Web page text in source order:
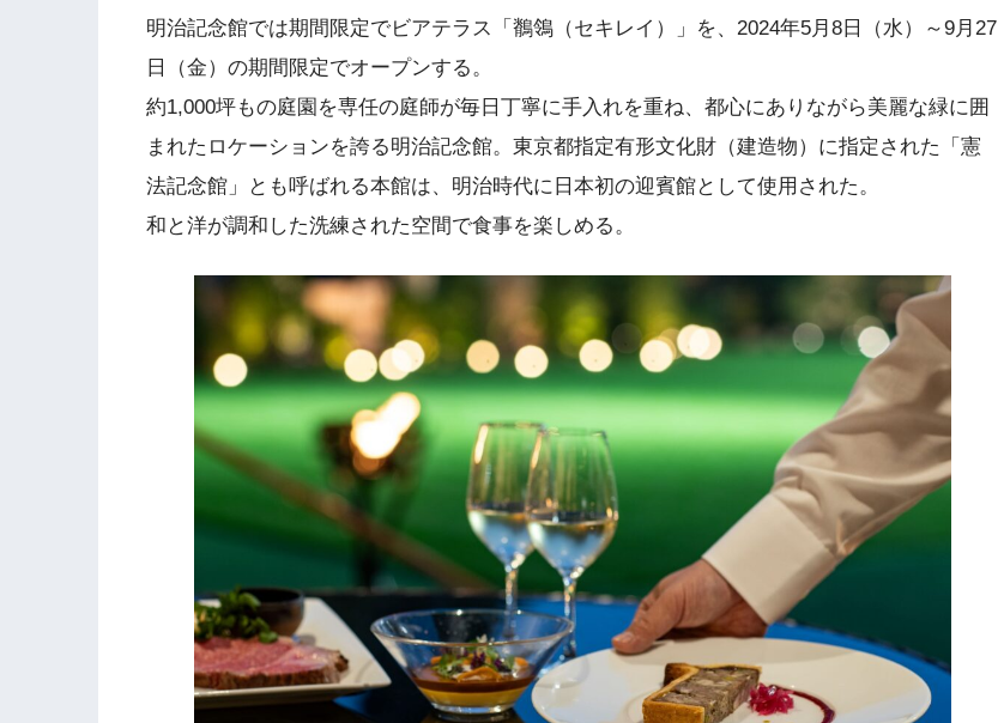
明治記念館では期間限定でビアテラス「鶺鴒（セキレイ）」を、2024年5月8日（水）～9月27
日（金）の期間限定でオープンする。
約1,000坪もの庭園を専任の庭師が毎日丁寧に手入れを重ね、都心にありながら美麗な緑に囲
まれたロケーションを誇る明治記念館。東京都指定有形文化財（建造物）に指定された「憲
法記念館」とも呼ばれる本館は、明治時代に日本初の迎賓館として使用された。
和と洋が調和した洗練された空間で食事を楽しめる。